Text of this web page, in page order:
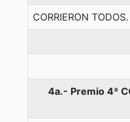
CORRIERON TODOS.
4a.- Premio 4ª